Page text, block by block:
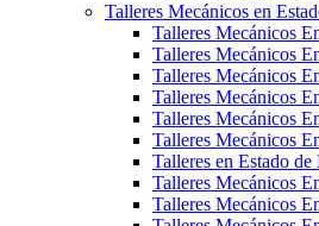
Talleres Mecánicos en
Talleres Mecánicos
Talleres Mecánicos
Talleres Mecánicos
Talleres Mecánicos
Talleres Mecánicos
Talleres Mecánicos
Talleres en Estado
Talleres Mecánicos
Talleres Mecánicos